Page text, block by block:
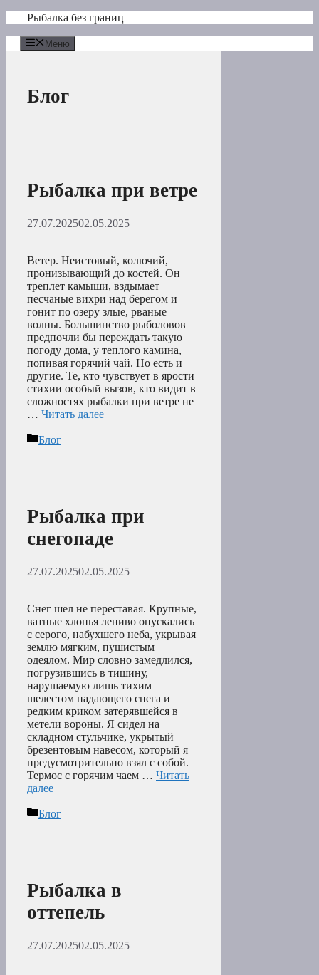
Перейти
содержимому
Рыбалка без границ
Меню
Блог
Рыбалка при ветре
27.07.202502.05.2025
Ветер. Неистовый, колючий,
пронизывающий до костей. Он
треплет камыши, вздымает
песчаные вихри над берегом и
гонит по озеру злые, рваные
волны. Большинство рыболовов
предпочли бы переждать такую
погоду дома, у теплого камина,
попивая горячий чай. Но есть и
другие. Те, кто чувствует в ярости
стихии особый вызов, кто видит в
сложностях рыбалки при ветре не
… Читать далее
Рубрики
Блог
Рыбалка при
снегопаде
27.07.202502.05.2025
Снег шел не переставая. Крупные,
ватные хлопья лениво опускались
с серого, набухшего неба, укрывая
землю мягким, пушистым
одеялом. Мир словно замедлился,
погрузившись в тишину,
нарушаемую лишь тихим
шелестом падающего снега и
редким криком затерявшейся в
метели вороны. Я сидел на
складном стульчике, укрытый
брезентовым навесом, который я
предусмотрительно взял с собой.
Термос с горячим чаем … Читать
далее
Рубрики
Блог
Рыбалка в
оттепель
27.07.202502.05.2025